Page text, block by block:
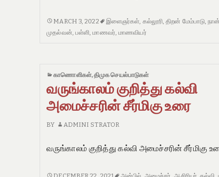
மாணவ
மாணவியர்கள்
மேம்பாட்டு
திட்டம்
நான்
முதல்வன்
MARCH 3, 2022 இளைஞர்கள் கல்லூரி ,திறன் மேம்பாடு ,நான்
முதல்வன் பள்ளி ,மாணவர் ,மாணவியர்
காணொளிகள்,திமுக செயல்பாடுகள்
வருங்காலம் குறித்து கல்வி
அமைச்சரின் சீர்மிகு உரை
BY ADMINI STRATOR
வருங்காலம் குறித்து கல்வி அமைச்சரின் சீர்மிகு
வருங்காலம்